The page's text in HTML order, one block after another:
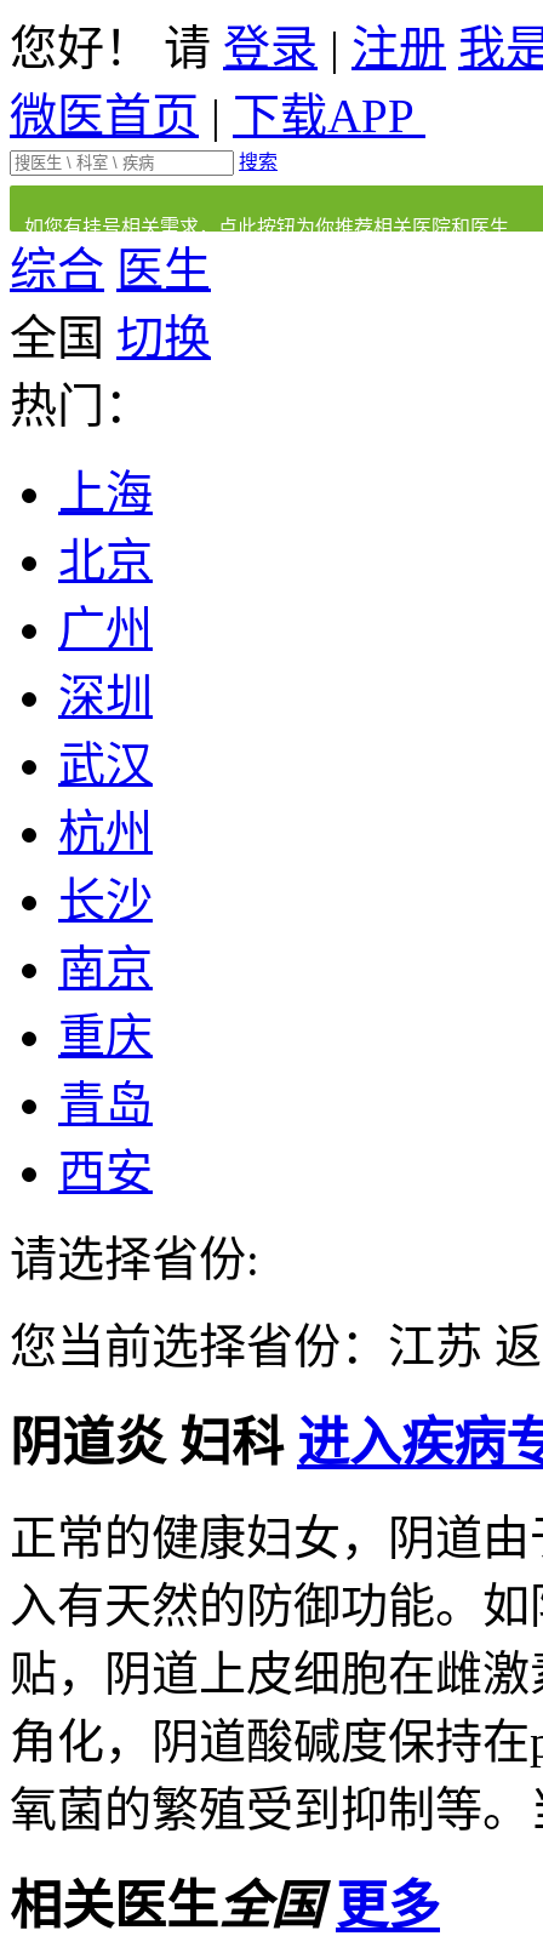
您好！ 请 登录 | 注册 我
微医首页 | 下载APP
搜索
如您有挂号相关需求，点此按钮为你推荐相关医院和医生
综合 医生
全国 切换
热门：
上海
北京
广州
深圳
武汉
杭州
长沙
南京
重庆
青岛
西安
请选择省份:
您当前选择省份： 江苏
阴道炎 妇科 进入疾病
正常的健康妇女，阴道
入有天然的防御功能。
贴，阴道上皮细胞在雌
角化，阴道酸碱度保持
氧菌的繁殖受到抑制等
相关医生全国 更多